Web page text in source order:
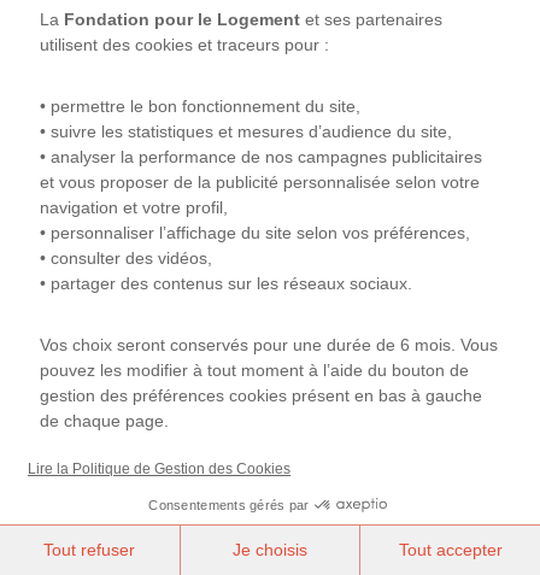
La Fondation pour le Logement et ses partenaires
utilisent des cookies et traceurs pour :
• permettre le bon fonctionnement du site,
• suivre les statistiques et mesures d’audience du site,
• analyser la performance de nos campagnes publicitaires
et vous proposer de la publicité personnalisée selon votre
navigation et votre profil,
• personnaliser l’affichage du site selon vos préférences,
• consulter des vidéos,
• partager des contenus sur les réseaux sociaux.
Vos choix seront conservés pour une durée de 6 mois. Vous
pouvez les modifier à tout moment à l’aide du bouton de
gestion des préférences cookies présent en bas à gauche
de chaque page.
Lire la Politique de Gestion des Cookies
Consentements gérés par
Tout refuser Je choisis Tout accepter